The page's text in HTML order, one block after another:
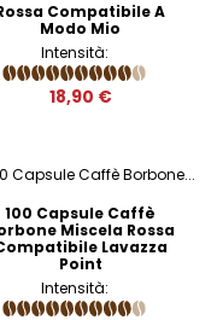
Compatibile A
Modo Mio
Intensità:
18,90 €
100 Capsule Caffè
Miscela Rossa
Lavazza
Point
Intensità: